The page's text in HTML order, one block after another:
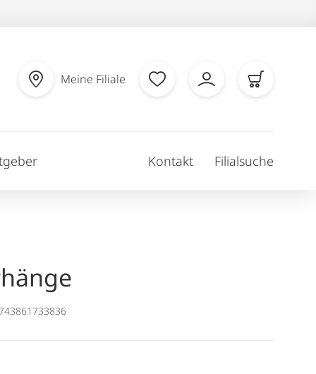
Meine Filiale
Kontakt Filialsuche